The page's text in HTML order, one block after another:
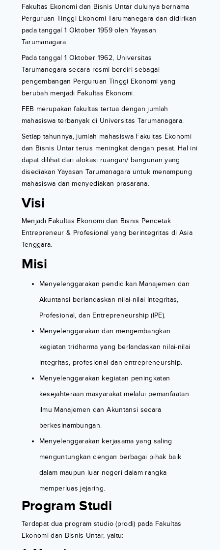
Fakultas Ekonomi dan Bisnis Untar dulunya bernama
Perguruan Tinggi Ekonomi Tarumanegara dan didirikan
pada tanggal 1 Oktober 1959 oleh Yayasan
Tarumanagara.
Pada tanggal 1 Oktober 1962, Universitas
Tarumanegara secara resmi berdiri sebagai
pengembangan Perguruan Tinggi Ekonomi yang
berubah menjadi Fakultas Ekonomi.
FEB merupakan fakultas tertua dengan jumlah
mahasiswa terbanyak di Universitas Tarumanagara.
Setiap tahunnya, jumlah mahasiswa Fakultas Ekonomi
dan Bisnis Untar terus meningkat dengan pesat. Hal ini
dapat dilihat dari alokasi ruangan/ bangunan yang
disediakan Yayasan Tarumanagara untuk menampung
mahasiswa dan menyediakan prasarana.
Visi
Menjadi Fakultas Ekonomi dan Bisnis Pencetak
Entrepreneur & Profesional yang berintegritas di Asia
Tenggara.
Misi
Menyelenggarakan pendidikan Manajemen dan
Akuntansi berlandaskan nilai-nilai Integritas,
Profesional, dan Entrepreneurship (IPE).
Menyelenggarakan dan mengembangkan
kegiatan tridharma yang berlandaskan nilai-nilai
integritas, profesional dan entrepreneurship.
Menyelenggarakan kegiatan peningkatan
kesejahteraan masyarakat melalui pemanfaatan
ilmu Manajemen dan Akuntansi secara
berkesinambungan.
Menyelenggarakan kerjasama yang saling
menguntungkan dengan berbagai pihak baik
dalam maupun luar negeri dalam rangka
memperluas jejaring.
Program Studi
Terdapat dua program studio (prodi) pada Fakultas
Ekonomi dan Bisnis Untar, yaitu: